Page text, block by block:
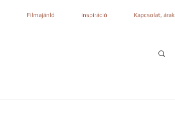
Filmajánló Inspiráció Kapcsolat, árak